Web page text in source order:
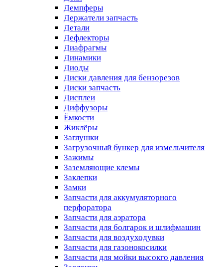
Демпферы
Держатели запчасть
Детали
Дефлекторы
Диафрагмы
Динамики
Диоды
Диски давления для бензорезов
Диски запчасть
Дисплеи
Диффузоры
Ёмкости
Жиклёры
Заглушки
Загрузочный бункер для измельчителя
Зажимы
Заземляющие клемы
Заклепки
Замки
Запчасти для аккумуляторного
перфоратора
Запчасти для аэратора
Запчасти для болгарок и шлифмашин
Запчасти для воздуходувки
Запчасти для газонокосилки
Запчасти для мойки высокго давления